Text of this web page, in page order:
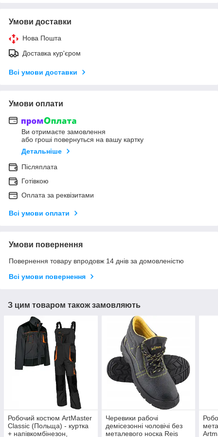
Умови доставки
Нова Пошта
Доставка кур'єром
Всі умови доставки
Умови оплати
Ви отримаєте замовлення
або гроші повернуться на вашу картку
Детальніше
Післяплата
Готівкою
Оплата за реквізитами
Всі умови оплати
Умови повернення
Повернення товару впродовж 14 днів за домовленістю
Всі умови повернення
З цим товаром також замовляють
Робочий костюм ArtMaster
Classic (Польща) - куртка
+ напівкомбінезон,
Черевики рабочі
демісезонні чоловічі без
металевого носка Reis